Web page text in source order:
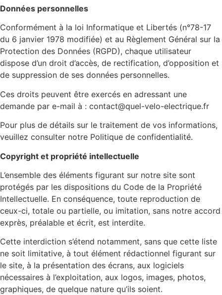
Données personnelles
Conformément à la loi Informatique et Libertés (n°78-17
du 6 janvier 1978 modifiée) et au Règlement Général sur la
Protection des Données (RGPD), chaque utilisateur
dispose d’un droit d’accès, de rectification, d’opposition et
de suppression de ses données personnelles.
Ces droits peuvent être exercés en adressant une
demande par e-mail à : contact@quel-velo-electrique.fr
Pour plus de détails sur le traitement de vos informations,
veuillez consulter notre Politique de confidentialité.
Copyright et propriété intellectuelle
L’ensemble des éléments figurant sur notre site sont
protégés par les dispositions du Code de la Propriété
Intellectuelle. En conséquence, toute reproduction de
ceux-ci, totale ou partielle, ou imitation, sans notre accord
exprès, préalable et écrit, est interdite.
Cette interdiction s’étend notamment, sans que cette liste
ne soit limitative, à tout élément rédactionnel figurant sur
le site, à la présentation des écrans, aux logiciels
nécessaires à l’exploitation, aux logos, images, photos,
graphiques, de quelque nature qu’ils soient.